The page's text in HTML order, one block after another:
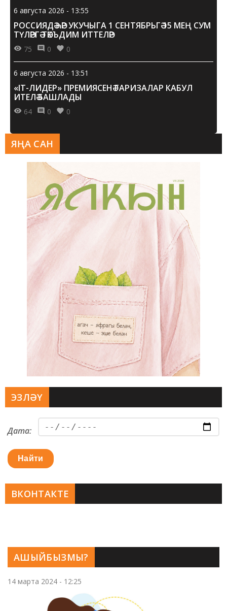
6 августа 2026 - 13:55
РОССИЯДӘ ҺӘР УКУЧЫГА 1 СЕНТЯБРЬГӘ 15 МЕҢ СУМ
ТҮЛӘРГӘ ТӘКЪДИМ ИТТЕЛӘР
75 0 0
6 августа 2026 - 13:51
«IT-ЛИДЕР» ПРЕМИЯСЕНӘ ГАРИЗАЛАР КАБУЛ
ИТЕЛӘ БАШЛАДЫ
64 0 0
АШЫЙБЫЗМЫ?
14 марта 2024 - 12:25
ЯҢА САН
ЭЗЛӘҮ
Дата:
Найти
ВКОНТАКТЕ